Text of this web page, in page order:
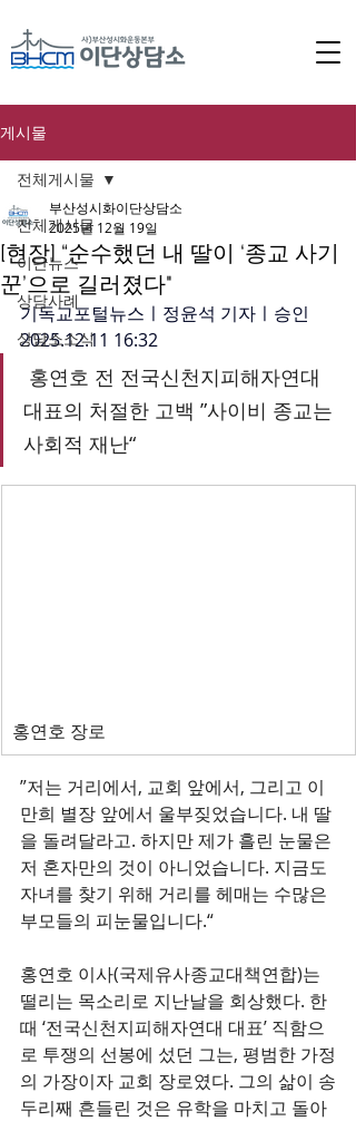
게시물
전체게시물
이단뉴스
상담사례
상담소소식
전체게시물
[현장] “순수했던 내 딸이 ‘종교 사기
꾼’으로 길러졌다"
부산성시화이단상담소
2025년 12월 19일
기독교포털뉴스ㅣ 정윤석 기자ㅣ승인
2025.12.11 16:32
홍연호 전 전국신천지피해자연대
대표의 처절한 고백 ”사이비 종교는
사회적 재난“
홍연호 장로
”저는 거리에서, 교회 앞에서, 그리고 이
만희 별장 앞에서 울부짖었습니다. 내 딸
을 돌려달라고. 하지만 제가 흘린 눈물은
저 혼자만의 것이 아니었습니다. 지금도
자녀를 찾기 위해 거리를 헤매는 수많은
부모들의 피눈물입니다.“
홍연호 이사(국제유사종교대책연합)는
떨리는 목소리로 지난날을 회상했다. 한
때 ‘전국신천지피해자연대 대표’ 직함으
로 투쟁의 선봉에 섰던 그는, 평범한 가정
의 가장이자 교회 장로였다. 그의 삶이 송
두리째 흔들린 것은 유학을 마치고 돌아